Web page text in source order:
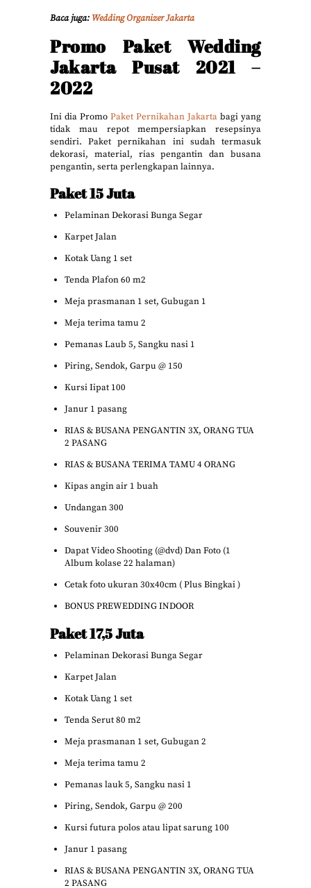
Baca juga:Wedding Organizer Jakarta
Promo Paket Wedding
Jakarta Pusat 2021 –
2022
Ini dia PromoPaket Pernikahan Jakartabagi yang
tidak mau repot mempersiapkan resepsinya
sendiri. Paket pernikahan ini sudah termasuk
dekorasi, material, rias pengantin dan busana
pengantin, serta perlengkapan lainnya.
Paket 15 Juta
Pelaminan Dekorasi Bunga Segar
Karpet Jalan
Kotak Uang 1 set
Tenda Plafon 60 m2
Meja prasmanan 1 set, Gubugan 1
Meja terima tamu 2
Pemanas Laub 5, Sangku nasi 1
Piring, Sendok, Garpu @ 150
Kursi Iipat 100
Janur 1 pasang
RIAS & BUSANA PENGANTIN 3X, ORANG TUA
2 PASANG
RIAS & BUSANA TERIMA TAMU 4 ORANG
Kipas angin air 1 buah
Undangan 300
Souvenir 300
Dapat Video Shooting (@dvd) Dan Foto (1
Album kolase 22 halaman)
Cetak foto ukuran 30x40cm ( Plus Bingkai )
BONUS PREWEDDING INDOOR
Paket 17,5 Juta
Pelaminan Dekorasi Bunga Segar
Karpet Jalan
Kotak Uang 1 set
Tenda Serut 80 m2
Meja prasmanan 1 set, Gubugan 2
Meja terima tamu 2
Pemanas lauk 5, Sangku nasi 1
Piring, Sendok, Garpu @ 200
Kursi futura polos atau lipat sarung 100
Janur 1 pasang
RIAS & BUSANA PENGANTIN 3X, ORANG TUA
2 PASANG